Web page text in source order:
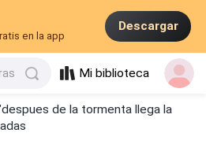
en la app
Descargar
Mi biblioteca
de la tormenta llega la